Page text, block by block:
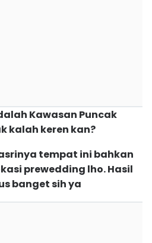
Kawasan Puncak
kalah keren kan?
tempat ini bahkan
prewedding lho. Hasil
banget sih ya